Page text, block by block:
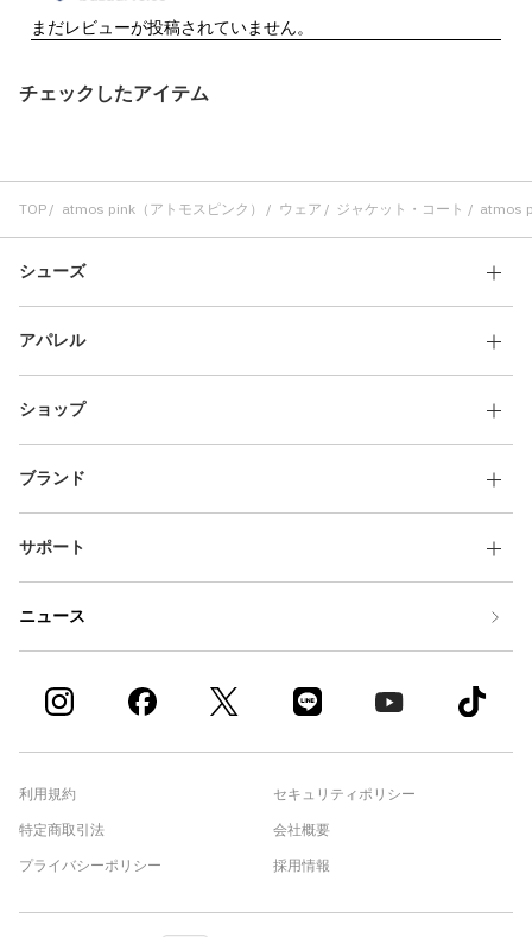
チェックしたアイテム
TOP atmos pink（アトモスピンク） ウェア ジャケット・コート atmos
シューズ
アパレル
ショップ
ブランド
サポート
ニュース
利用規約
特定商取引法
プライバシーポリシー
セキュリティポリシー
会社概要
採用情報